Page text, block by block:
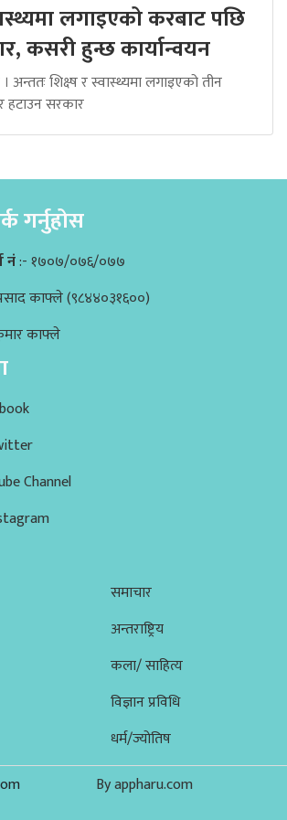
लगाइएको करबाट पछि
कसरी हुन्छ कार्यान्वयन
अन्ततः शिक्ष्ष र स्वास्थ्यमा लगाइएको तीन
हटाउन सरकार
गर्नुहोस
नं:- १७०७/०७६/०७७
काफ्ले (९८४४०३१६००)
काफ्ले
Channel
समाचार
अन्तराष्ट्रिय
कला/ साहित्य
विज्ञान प्रविधि
धर्म/ज्योतिष
By appharu.com